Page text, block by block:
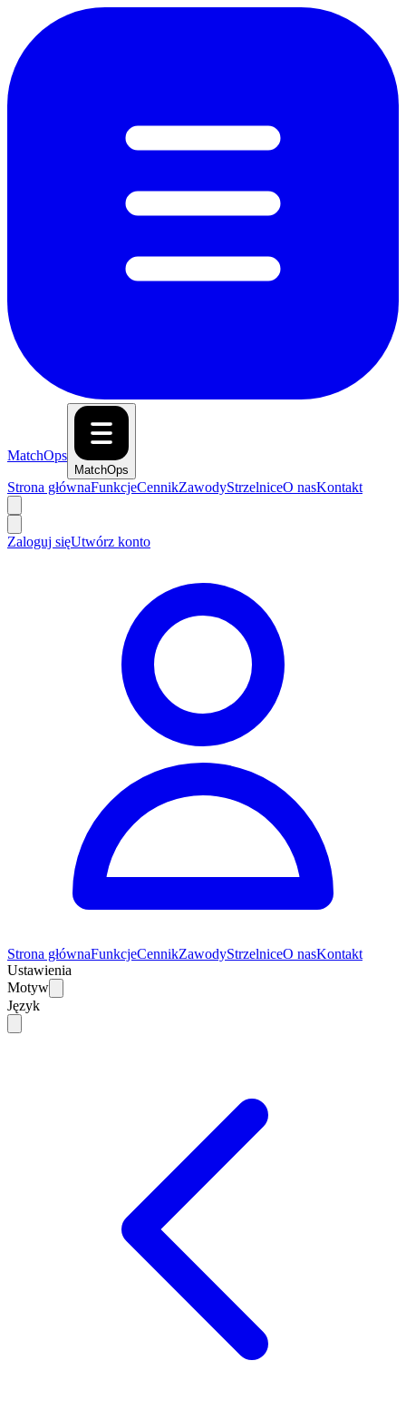
MatchOps
MatchOps
Strona głównaFunkcjeCennikZawodyStrzelniceO nasKontakt
Zaloguj sięUtwórz konto
Strona głównaFunkcjeCennikZawodyStrzelniceO nasKontakt
Ustawienia
Motyw
Język